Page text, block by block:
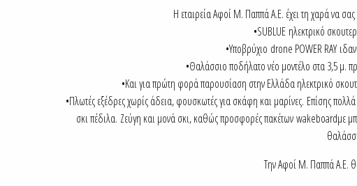
Η εταιρεία Αφοί Μ. Παππά Α.Ε. έχει τη χαρά να σας
•SUBLUE ηλεκτρικό
•Υποβρύχιο drone POWER RAY
•Θαλάσσιο ποδήλατο νέο μοντέλο στα 3,5 μ.
•Και για πρώτη φορά παρουσίαση στην Ελλάδα ηλεκτρικό
•Πλωτές εξέδρες χωρίς άδεια, φουσκωτές για σκάφη και μαρίνες. Επίσης
σκι πέδιλα. Ζεύγη και μονά σκι, καθώς προσφορές πακέτωνwakeboardμε
Την Αφοί Μ. Παππά Α.Ε.